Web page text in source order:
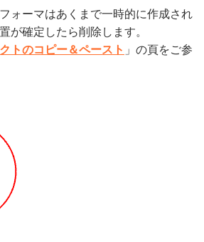
ォーマはあくまで一時的に作成され
が確定したら削除します。
トのコピー＆ペースト 」の頁をご参